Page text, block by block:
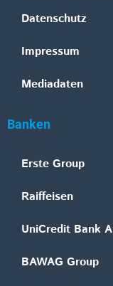
Datenschutz
Impressum
Mediadaten
Banken
Erste Group
Raiffeisen
UniCredit Bank
BAWAG Group